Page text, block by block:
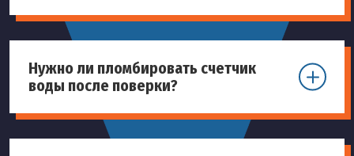
Нужно ли пломбировать счетчик
воды после поверки?